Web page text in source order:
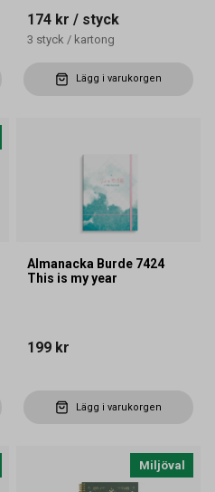
174 kr / styck
3 styck / kartong
Lägg i varukorgen
Almanacka Burde 7424
This is my year
199 kr
Lägg i varukorgen
Miljöval